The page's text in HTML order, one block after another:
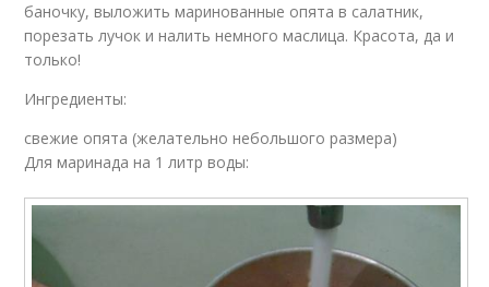
баночку, выложить маринованные опята в салатник,
порезать лучок и налить немного маслица. Красота, да и
только!
Ингредиенты:
свежие опята (желательно небольшого размера)
Для маринада на 1 литр воды: